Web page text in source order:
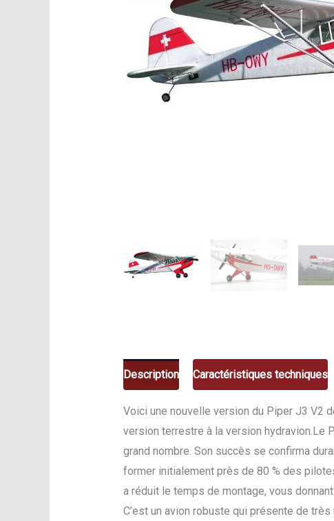
Description Caractéristiques techniques
Voici une nouvelle version du Piper J3 V2
version terrestre à la version hydravion.Le
grand nombre. Son succès se confirma
former initialement près de 80 % des
a réduit le temps de montage, vous
C’est un avion robuste qui présente de